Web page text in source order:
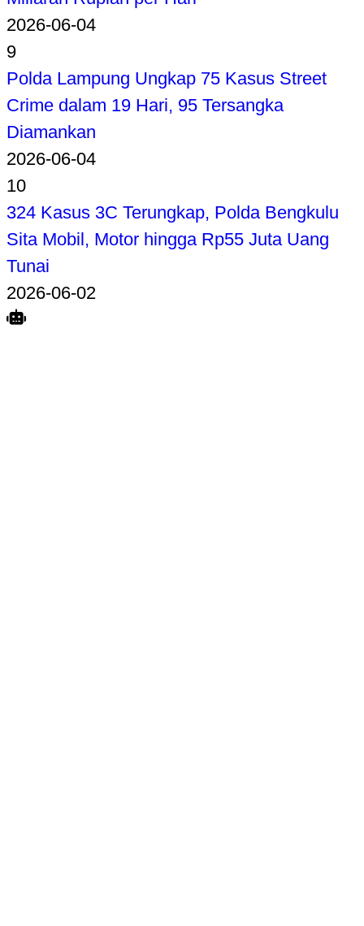
2026-06-04
9
Polda Lampung Ungkap 75 Kasus Street
Crime dalam 19 Hari, 95 Tersangka
Diamankan
2026-06-04
10
324 Kasus 3C Terungkap, Polda Bengkulu
Sita Mobil, Motor hingga Rp55 Juta Uang
Tunai
2026-06-02